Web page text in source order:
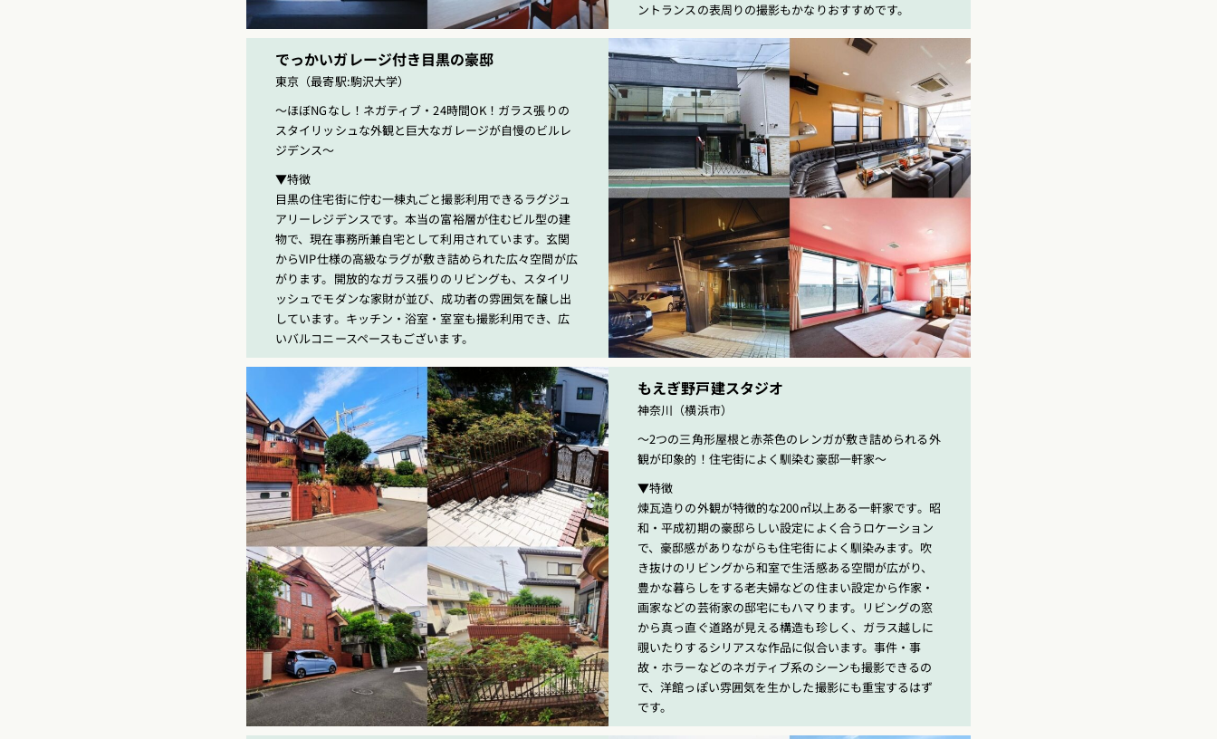
ントランスの表周りの撮影もかなりおすすめです。
でっかいガレージ付き目黒の豪邸
東京（最寄駅:駒沢大学）
〜ほぼNGなし！ネガティブ・24時間OK！ガラス張りの
スタイリッシュな外観と巨大なガレージが自慢のビルレ
ジデンス〜
▼特徴
目黒の住宅街に佇む一棟丸ごと撮影利用できるラグジュ
アリーレジデンスです。本当の富裕層が住むビル型の建
物で、現在事務所兼自宅として利用されています。玄関
からVIP仕様の高級なラグが敷き詰められた広々空間が広
がります。開放的なガラス張りのリビングも、スタイリ
ッシュでモダンな家財が並び、成功者の雰囲気を醸し出
しています。キッチン・浴室・室室も撮影利用でき、広
いバルコニースペースもございます。
もえぎ野戸建スタジオ
神奈川（横浜市）
〜2つの三角形屋根と赤茶色のレンガが敷き詰められる外
観が印象的！住宅街によく馴染む豪邸一軒家〜
▼特徴
煉瓦造りの外観が特徴的な200㎡以上ある一軒家です。昭
和・平成初期の豪邸らしい設定によく合うロケーション
で、豪邸感がありながらも住宅街によく馴染みます。吹
き抜けのリビングから和室で生活感ある空間が広がり、
豊かな暮らしをする老夫婦などの住まい設定から作家・
画家などの芸術家の邸宅にもハマります。リビングの窓
から真っ直ぐ道路が見える構造も珍しく、ガラス越しに
覗いたりするシリアスな作品に似合います。事件・事
故・ホラーなどのネガティブ系のシーンも撮影できるの
で、洋館っぽい雰囲気を生かした撮影にも重宝するはず
です。